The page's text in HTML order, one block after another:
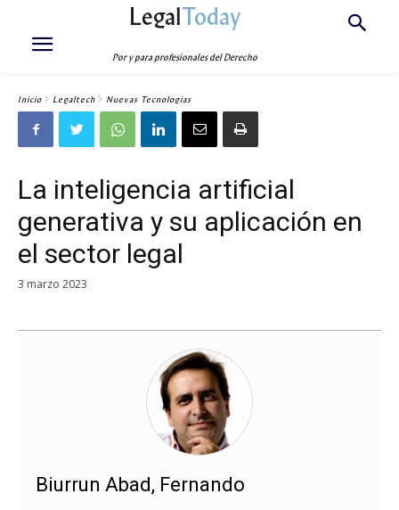
LegalToday
Por y para profesionales del Derecho
Inicio Legaltech Nuevas Tecnologías
La inteligencia artificial
generativa y su aplicación en
el sector legal
3 marzo 2023
Biurrun Abad, Fernando